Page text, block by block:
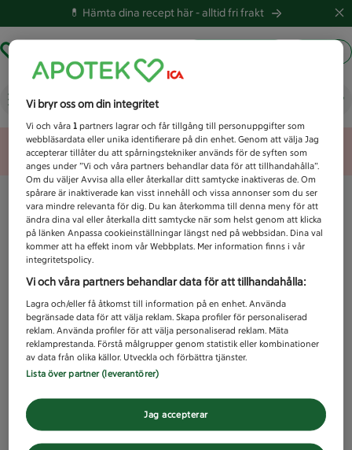
💊 Hämta dina recept här -alltid fri frakt
Vad letar du efter idag?
Unknown error
Vi bryr oss om din integritet
Vi och våra1 partners lagrar och får tillgång till personuppgifter som
webbläsardata eller unika identifierare på din enhet. Genom att välja Jag
accepterar tillåter du att spårningstekniker används för de syften som
anges under ”Vi och våra partners behandlar data för att tillhandahålla”.
Om du väljer Avvisa alla eller återkallar ditt samtycke inaktiveras de. Om
spårare är inaktiverade kan visst innehåll och vissa annonser som du ser
vara mindre relevanta för dig. Du kan återkomma till denna meny för att
ändra dina val eller återkalla ditt samtycke när som helst genom att klicka
på länken Anpassa cookieinställningar längst ned på webbsidan. Dina val
kommer att ha effekt inom vår Webbplats. Mer information finns i vår
integritetspolicy.
Vi och våra partners behandlar data för att tillhandahålla:
Lagra och/eller få åtkomst till information på en enhet. Använda
begränsade data för att välja reklam. Skapa profiler för personaliserad
reklam. Använda profiler för att välja personaliserad reklam. Mäta
reklamprestanda. Förstå målgrupper genom statistik eller kombinationer
av data från olika källor. Utveckla och förbättra tjänster.
Lista över partner (leverantörer)
Jag accepterar